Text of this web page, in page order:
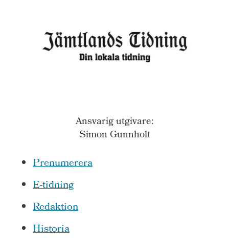
Ansvarig utgivare:
Simon Gunnholt
Prenumerera
E-tidning
Redaktion
Historia